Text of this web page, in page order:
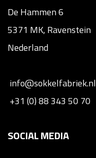
De Hammen 6
5371 MK, Ravenstein
Nederland
info@sokkelfabriek.nl
+31 (0) 88 343 50 70
SOCIAL MEDIA